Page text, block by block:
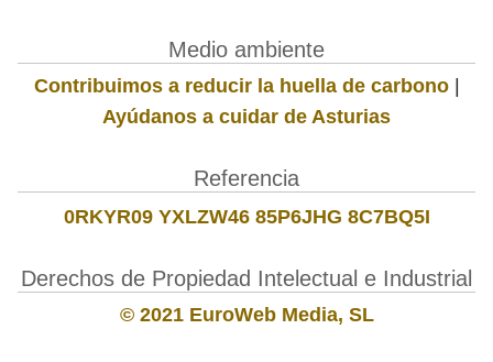
Medio ambiente
Contribuimos a reducir la huella de carbono|
Ayúdanos a cuidar de Asturias
Referencia
0RKYR09 YXLZW46 85P6JHG 8C7BQ5I
Derechos de Propiedad Intelectual e Industrial
© 2021 EuroWeb Media, SL